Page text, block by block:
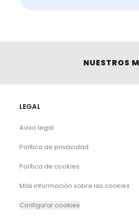
Le puede interesar
Meat 3G; un método para
El precio de la leche sufre la
producción cárnica
Calidad del gránulo en
NUESTROS
LEGAL
Aviso legal
Política de privacidad
Política de cookies
Más información sobre las cookies
Configurar cookies